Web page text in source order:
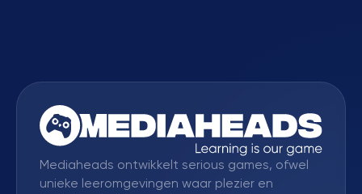
Mediaheads ontwikkelt serious games, ofwel
unieke leeromgevingen waar plezier en